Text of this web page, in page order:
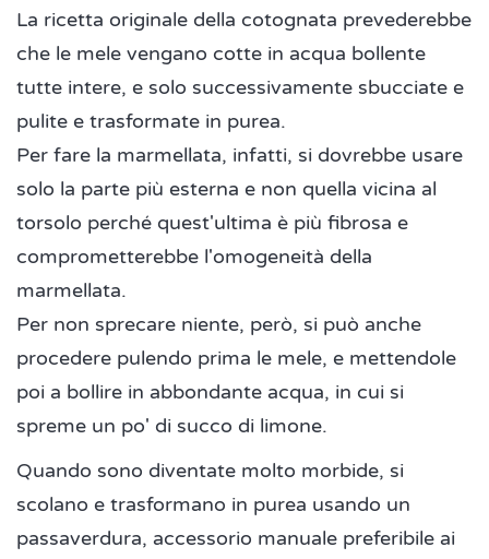
La ricetta originale della cotognata prevederebbe
che le mele vengano cotte in acqua bollente
tutte intere, e solo successivamente sbucciate e
pulite e trasformate in purea.
Per fare la marmellata, infatti, si dovrebbe usare
solo la parte più esterna e non quella vicina al
torsolo perché quest'ultima è più fibrosa e
comprometterebbe l'omogeneità della
marmellata.
Per non sprecare niente, però, si può anche
procedere pulendo prima le mele, e mettendole
poi a bollire in abbondante acqua, in cui si
spreme un po' di succo di limone.
Quando sono diventate molto morbide, si
scolano e trasformano in purea usando un
passaverdura, accessorio manuale preferibile ai